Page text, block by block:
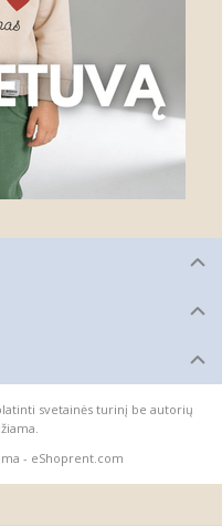
svetainės turinį be autorių
- eShoprent.com